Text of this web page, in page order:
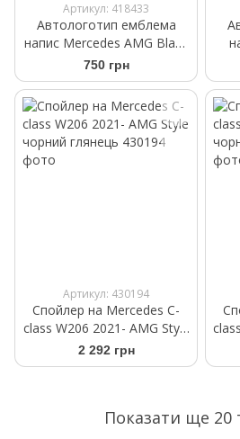
Артикул: 418433
Автологотип емблема
напис Mercedes AMG Black
Red чорний глянець
750 грн
Артикул: 430194
Спойлер на Mercedes C-
class W206 2021- AMG Style
чорний глянець
2 292 грн
Показати ще 20